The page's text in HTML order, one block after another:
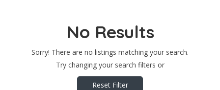
No Results
Sorry! There are no listings matching your search.
Try changing your search filters or
Reset Filter